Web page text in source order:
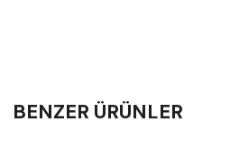
BENZER ÜRÜNLER